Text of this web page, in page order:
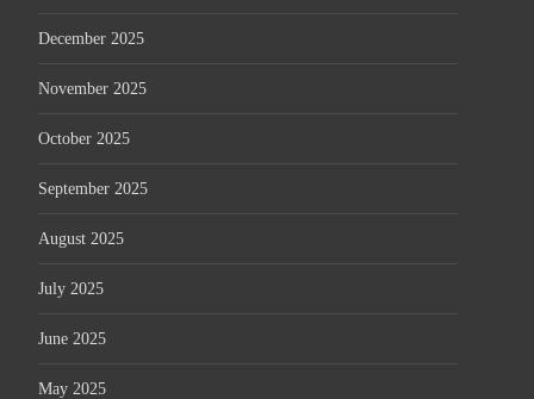
December 2025
November 2025
October 2025
September 2025
August 2025
July 2025
June 2025
May 2025